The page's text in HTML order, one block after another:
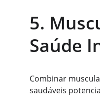
5.
Saúde
Combinar
saudáveis